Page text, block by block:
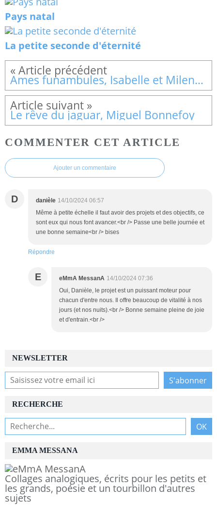
Pays natal
La petite seconde d'éternité
Âmes funambules, Isabelle et Milena Wlodarczyk
Le rêve du jaguar, Miguel Bonnefoy
COMMENTER CET ARTICLE
Ajouter un commentaire
D danièle 14/10/2024 06:57
Même à petite échelle il faut avoir des projets et des objectifs, ce
sont eux qui nous font avancer.<br /> Passe une belle journée et
une bonne semaine<br /> bises
Répondre
E eMmA MessanA 14/10/2024 07:36
Oui, Danièle, le projet est un puissant moteur pour
chacun d'entre nous. Il offre beaucoup de vitalité à nos
jours (et nos nuits).<br /> Bonne semaine pleine de joie
et d'entrain.<br />
NEWSLETTER
RECHERCHE
EMMA MESSANA
Collages analogiques, écrits pour les petits et
les grands, poésie et un tourbillon d'autres
sujets